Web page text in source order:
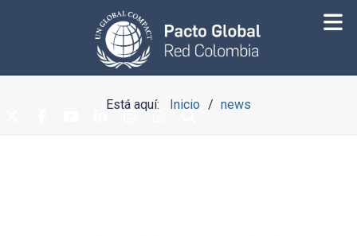
Está aquí: Inicio news